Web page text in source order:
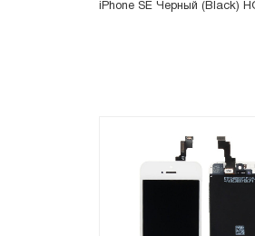
iPhone SE Черный (Black)